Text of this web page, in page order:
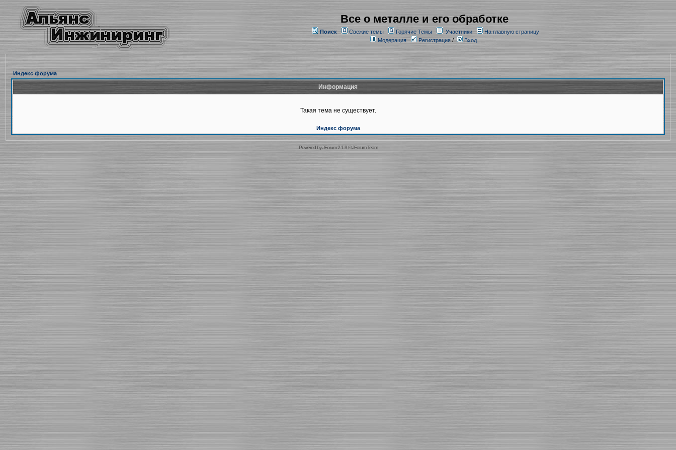
Все о металле и его обработке
Поиск Свежие темы Горячие Темы Участники
На главную страницу
Модерация
Регистрация/ Вход
Индекс форума
Информация
Такая тема не существует.
Индекс форума
Powered byJForum 2.1.9©JForum Team